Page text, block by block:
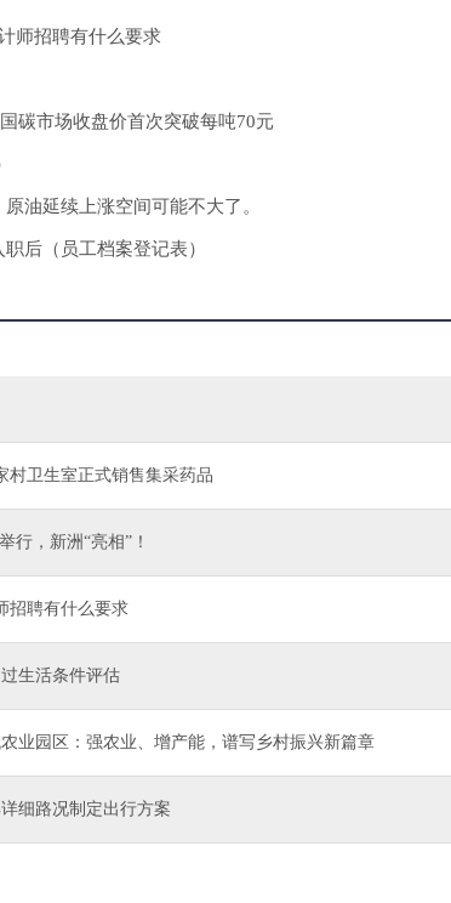
师招聘有什么要求
碳市场收盘价首次突破每吨70元
油延续上涨空间可能不大了。
后（员工档案登记表）
村卫生室正式销售集采药品
行，新洲“亮相”！
招聘有什么要求
生活条件评估
业园区：强农业、增产能，谱写乡村振兴新篇章
细路况制定出行方案